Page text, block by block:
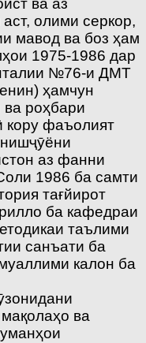
ва аз
олими серкор,
мавод ва боз ҳам
1975-1986 дар
№76-и ДМТ
ҳамчун
роҳбари
кору фаъолият
аз фанни
1986 ба самти
тағйирот
ба кафедраи
таълими
санъати ба
калон ба
ва